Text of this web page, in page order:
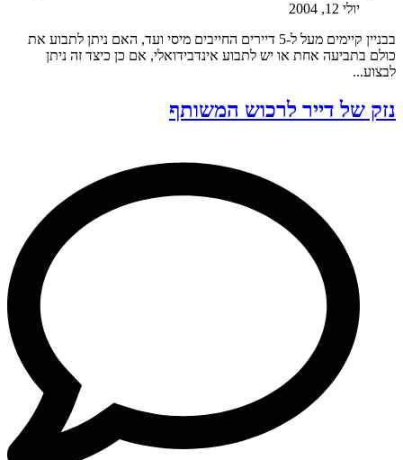
יולי 12, 2004
בבניין קיימים מעל ל-5 דיירים החייבים מיסי ועד, האם ניתן לתבוע את
כולם בתביעה אחת או יש לתבוע אינדבידואלי, אם כן כיצד זה ניתן
לבצוע...
נזק של דייר לרכוש המשותף